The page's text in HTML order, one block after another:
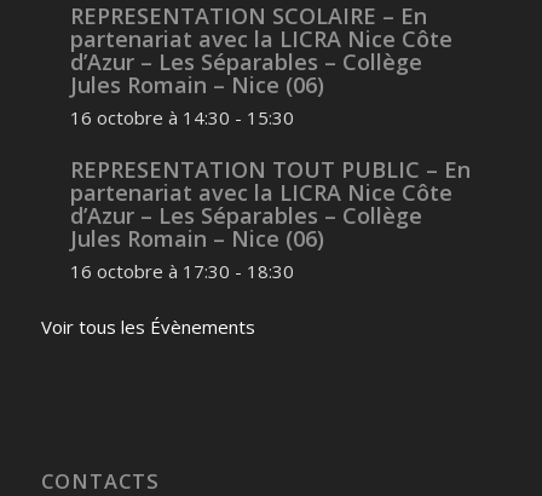
REPRESENTATION SCOLAIRE – En
partenariat avec la LICRA Nice Côte
d’Azur – Les Séparables – Collège
Jules Romain – Nice (06)
16 octobre à 14:30 - 15:30
REPRESENTATION TOUT PUBLIC – En
partenariat avec la LICRA Nice Côte
d’Azur – Les Séparables – Collège
Jules Romain – Nice (06)
16 octobre à 17:30 - 18:30
Voir tous les Évènements
CONTACTS